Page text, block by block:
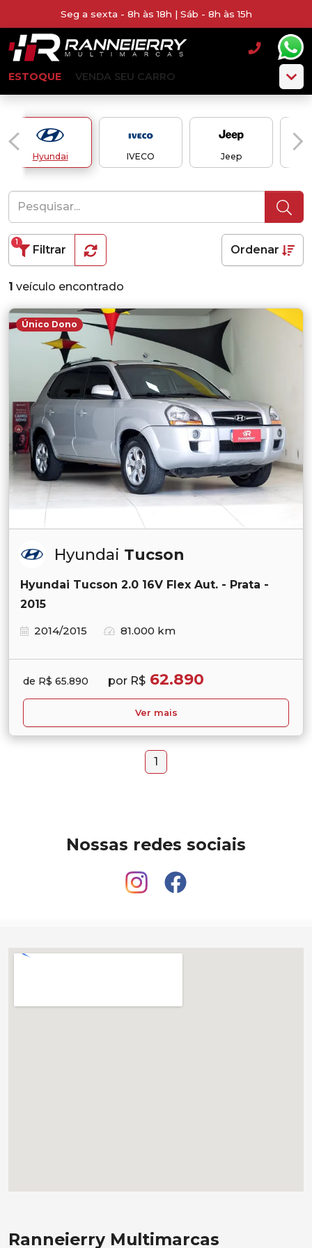
Seg a sexta - 8h às 18h | Sáb - 8h às 15h
ESTOQUE VENDA SEU CARRO
Hyundai IVECO Jeep
Filtrar
1
Ordenar
1 veículo encontrado
Único Dono
Hyundai Tucson
Hyundai Tucson 2.0 16V Flex Aut. - Prata -
2015
2014/2015
81.000 km
de R$ 65.890 por R$ 62.890
Ver mais
1
Nossas redes sociais
Ranneierry Multimarcas